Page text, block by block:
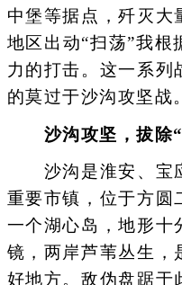
中堡等据点，歼灭大
地区出动“扫荡”我根
力的打击。这一系列
的莫过于沙沟攻坚战。
沙沟攻坚，拔除
沙沟是淮安、宝
重要市镇，位于方圆
一个湖心岛，地形十
镜，两岸芦苇丛生，
好地方。敌伪盘踞于